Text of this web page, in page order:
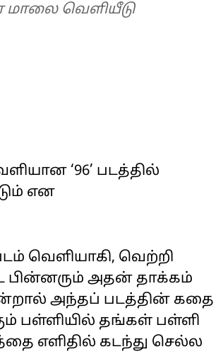
மாலை வெளியீடு
‘96’ படத்தில்
என
வெளியாகி, வெற்றி
பின்னரும் அதன் தாக்கம்
அந்தப் படத்தின் கதை
பள்ளியில் தங்கள் பள்ளி
எளிதில் கடந்து செல்ல